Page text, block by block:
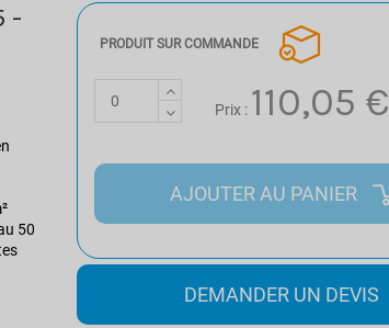
-
50
PRODUIT SUR COMMANDE
Prix : 110,05 €
AJOUTER AU PANIER
DEMANDER UN DEVIS